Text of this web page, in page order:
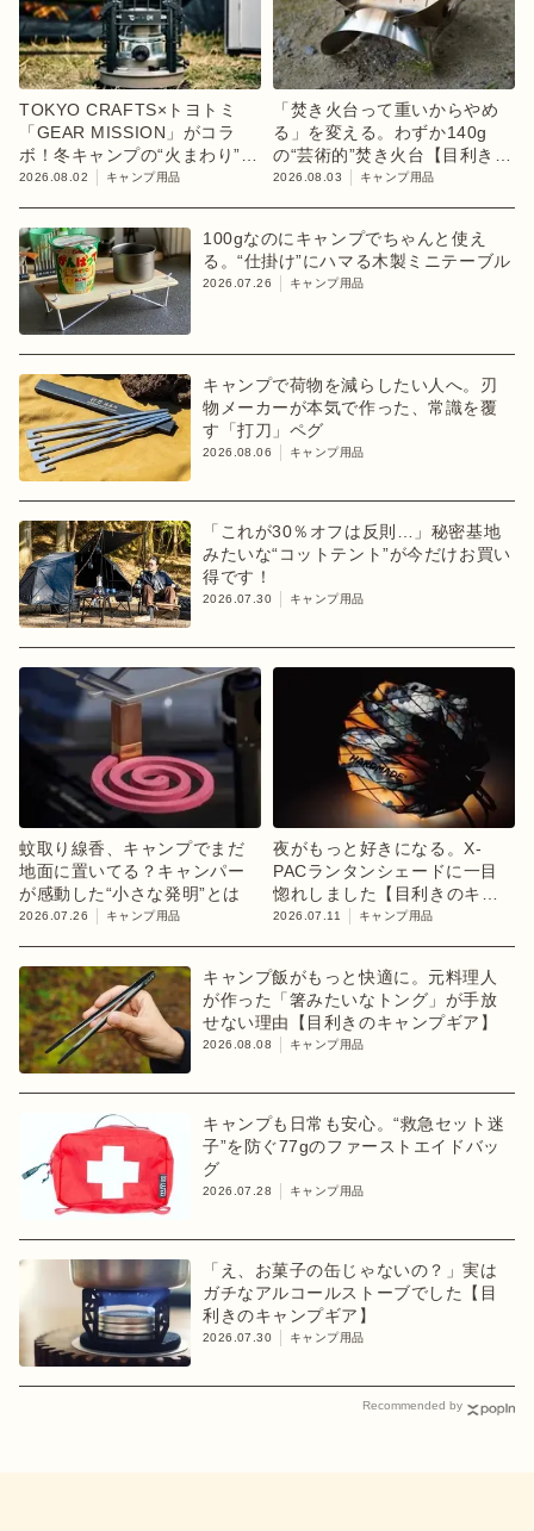
TOKYO CRAFTS×トヨトミ
「GEAR MISSION」がコラ
ボ！冬キャンプの“火まわり”を
担う限定K3クッキングストー
2026.08.02 キャンプ用品
「焚き火台って重いからやめ
る」を変える。わずか140g
の“芸術的”焚き火台【目利きの
キャンプギア】
2026.08.03 キャンプ用品
100gなのにキャンプでちゃんと使え
る。“仕掛け”にハマる木製ミニテーブル
2026.07.26 キャンプ用品
キャンプで荷物を減らしたい人へ。刃
物メーカーが本気で作った、常識を覆
す「打刀」ペグ
2026.08.06 キャンプ用品
「これが30％オフは反則…」秘密基地
みたいな“コットテント”が今だけお買い
得です！
2026.07.30 キャンプ用品
蚊取り線香、キャンプでまだ
地面に置いてる？キャンパー
が感動した“小さな発明”とは
2026.07.26 キャンプ用品
夜がもっと好きになる。X-
PACランタンシェードに一目
惚れしました【目利きのキャ
ンプギア】
2026.07.11 キャンプ用品
キャンプ飯がもっと快適に。元料理人
が作った「箸みたいなトング」が手放
せない理由【目利きのキャンプギア】
2026.08.08 キャンプ用品
キャンプも日常も安心。“救急セット迷
子”を防ぐ77gのファーストエイドバッ
グ
2026.07.28 キャンプ用品
「え、お菓子の缶じゃないの？」実は
ガチなアルコールストーブでした【目
利きのキャンプギア】
2026.07.30 キャンプ用品
Recommended by